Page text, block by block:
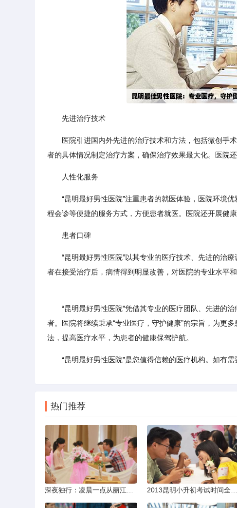
先进治疗技术
医院引进国内外先进的治疗技术和方法，包括微创手
者的具体情况制定治疗方案，确保治疗效果最大化。医院
人性化服务
“昆明最好男性医院”注重患者的就医体验，医院环境
程会诊等便捷的服务方式，方便患者就医。医院还开展健
患者口碑
“昆明最好男性医院”以其专业的医疗技术、先进的治
者在接受治疗后，病情得到明显改善，对医院的专业水平
“昆明最好男性医院”凭借其专业的医疗团队、先进的治
者。医院将继续秉承“专业医疗，守护健康”的宗旨，为更
法，提高医疗水平，为患者的健康保驾护航。
“昆明最好男性医院”是您值得信赖的医疗机构。如有
热门推荐